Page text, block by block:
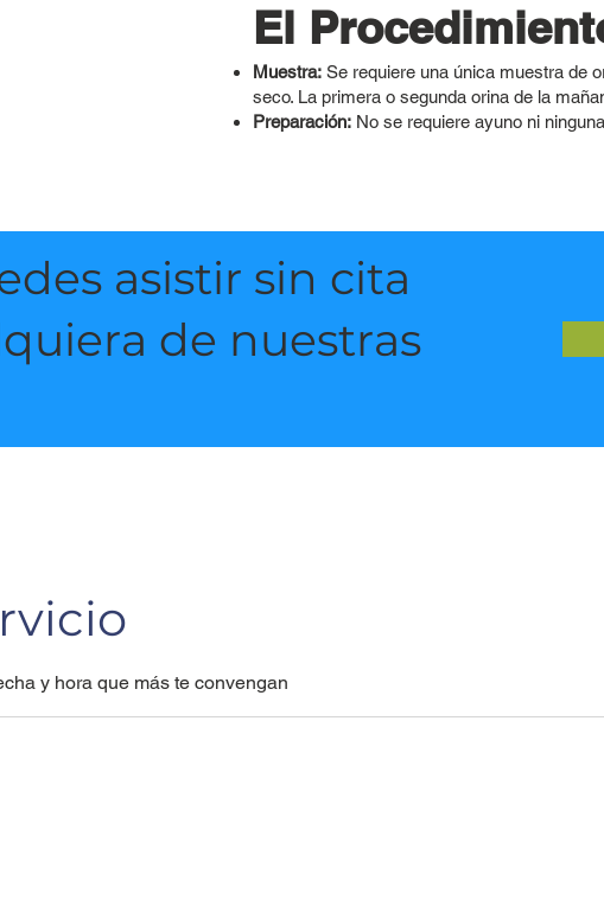
El
Muestra: Se requiere una única muestra de
seco. La primera o segunda orina de la
Preparación: No se requiere ayuno ni
asistir sin cita
de nuestras
y hora que más te convengan